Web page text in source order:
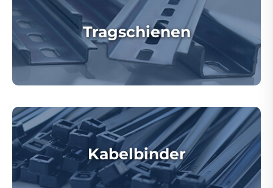
Tragschienen
Kabelbinder